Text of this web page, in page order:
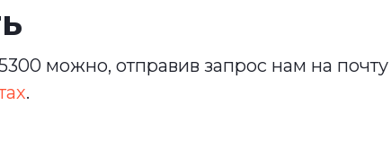
можно, отправив запрос нам на почту
.